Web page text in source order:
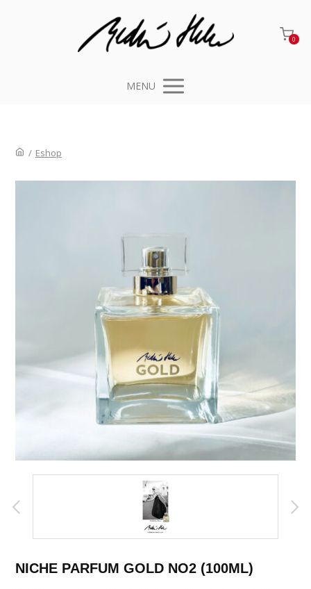
0
MENU
/ Eshop
NICHE PARFUM GOLD NO2 (100ML)